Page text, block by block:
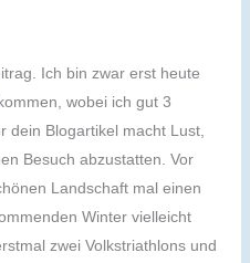
Ich bin zwar erst heute
wobei ich gut 3
dein Blogartikel macht Lust,
Besuch abzustatten. Vor
Landschaft mal einen
Winter vielleicht
zwei Volkstriathlons und